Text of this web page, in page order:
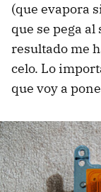
(que evapora
que se pega
resultado me
celo. Lo
que voy a